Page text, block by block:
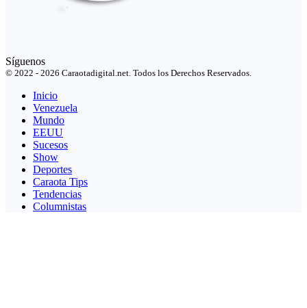
Síguenos
© 2022 - 2026 Caraotadigital.net. Todos los Derechos Reservados.
Inicio
Venezuela
Mundo
EEUU
Sucesos
Show
Deportes
Caraota Tips
Tendencias
Columnistas